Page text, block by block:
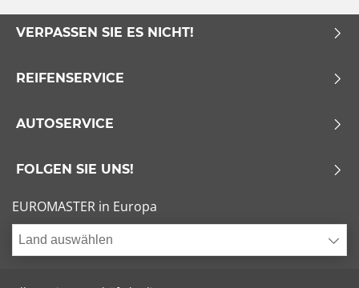
VERPASSEN SIE ES NICHT!
REIFENSERVICE
AUTOSERVICE
FOLGEN SIE UNS!
EUROMASTER in Europa
Land auswählen